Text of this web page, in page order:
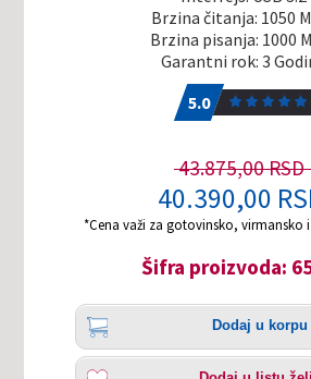
Brzina čitanja: 1050
Brzina pisanja: 1000
Garantni rok: 3
5.0
43.875,00
40.390,00
*Cena važi za gotovinsko, virmansko
Šifra proizvoda:
Količina
Dodaj
korpu
Dodaj u korpu
Dodaj